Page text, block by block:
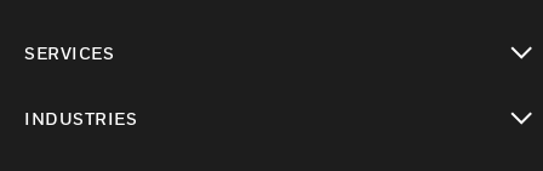
SERVICES
INDUSTRIES